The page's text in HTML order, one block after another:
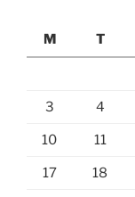
M
T
3 4
10 11
17 18